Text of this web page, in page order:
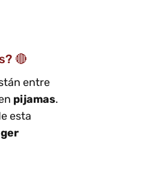
🔴
entre
pijamas.
esta